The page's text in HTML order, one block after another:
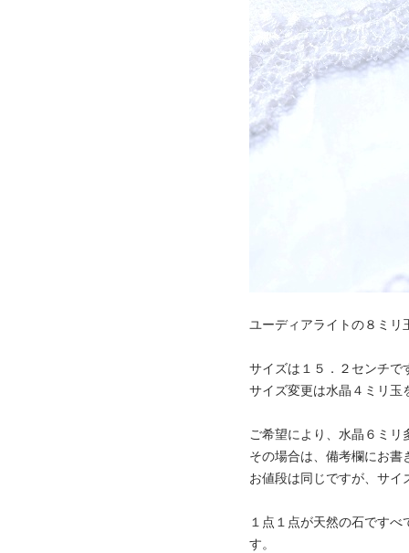
ユーディアライトの８ミリ
サイズは１５．２センチで
サイズ変更は水晶４ミリ玉
ご希望により、水晶６ミリ
その場合は、備考欄にお書
お値段は同じですが、サイ
１点１点が天然の石です
す。